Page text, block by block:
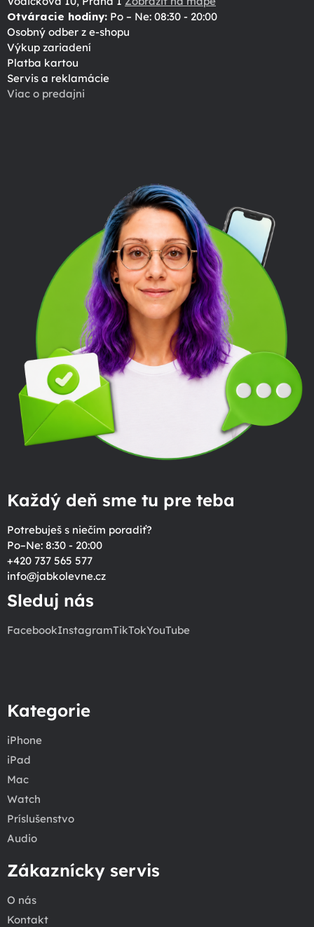
Otváracie hodiny: Po – Ne: 08:30 - 20:00
Osobný odber z e-shopu
Výkup zariadení
Platba kartou
Servis a reklamácie
Viac o predajni
Každý deň sme tu pre teba
Potrebuješ s niečím poradiť?
Po–Ne: 8:30 - 20:00
+420 737 565 577
info@jabkolevne.cz
Sleduj nás
FacebookInstagramTikTokYouTube
Kategorie
iPhone
iPad
Mac
Watch
Príslušenstvo
Audio
Zákaznícky servis
O nás
Kontakt